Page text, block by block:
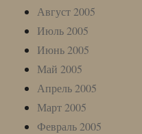
Август 2005
Июль 2005
Июнь 2005
Май 2005
Апрель 2005
Март 2005
Февраль 2005